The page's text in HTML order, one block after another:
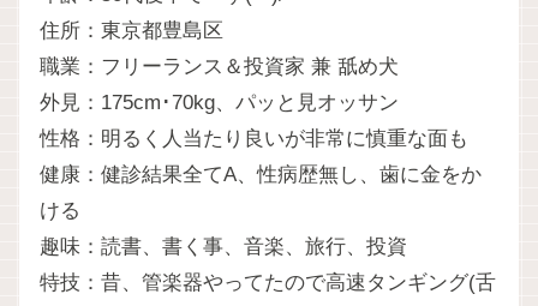
住所：東京都豊島区
職業：フリーランス＆投資家 兼 舐め犬
外見：175cm･70kg、パッと見オッサン
性格：明るく人当たり良いが非常に慎重な面も
健康：健診結果全てA、性病歴無し、歯に金をか
ける
趣味：読書、書く事、音楽、旅行、投資
特技：昔、管楽器やってたので高速タンギング(舌